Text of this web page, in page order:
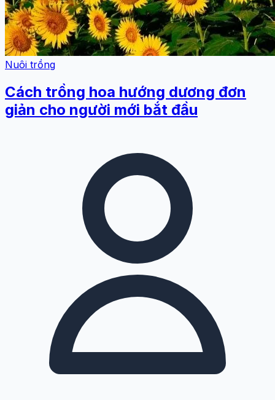
Nuôi trồng
Cách trồng hoa hướng dương đơn
giản cho người mới bắt đầu